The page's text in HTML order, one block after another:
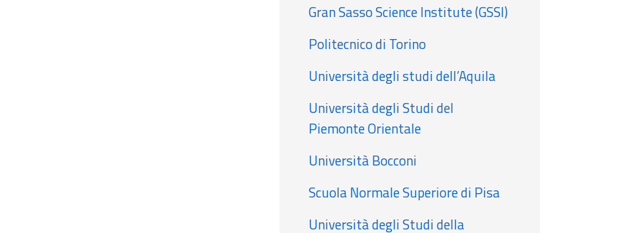
Gran Sasso Science Institute (GSSI)
Politecnico di Torino
Università degli studi dell’Aquila
Università degli Studi del
Piemonte Orientale
Università Bocconi
Scuola Normale Superiore di Pisa
Università degli Studi della